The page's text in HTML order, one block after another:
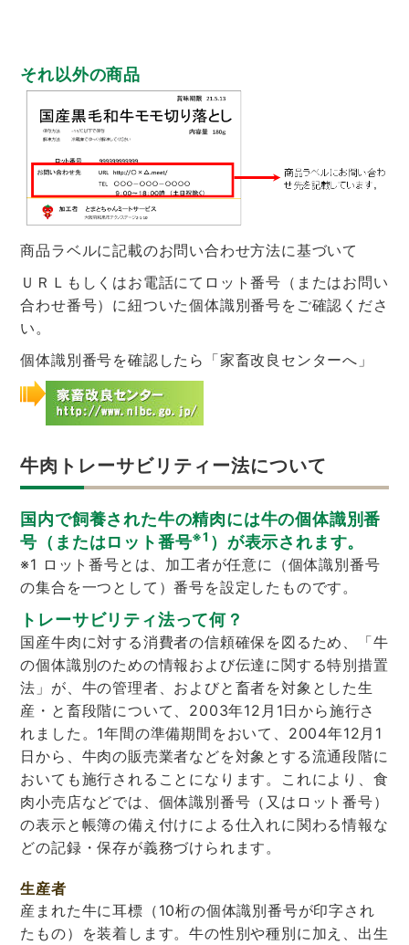
それ以外の商品
商品ラベルに記載のお問い合わせ方法に基づいて
ＵＲＬもしくはお電話にてロット番号（またはお問い
合わせ番号）に紐ついた個体識別番号をご確認くださ
い。
個体識別番号を確認したら「家畜改良センターへ」
牛肉トレーサビリティー法について
国内で飼養された牛の精肉には牛の個体識別番
号（またはロット番号※1 ）が表示されます。
※1 ロット番号とは、加工者が任意に（個体識別番号
の集合を一つとして）番号を設定したものです。
トレーサビリティ法って何？
国産牛肉に対する消費者の信頼確保を図るため、「牛
の個体識別のための情報および伝達に関する特別措置
法」が、牛の管理者、およびと畜者を対象とした生
産・と畜段階について、2003年12月1日から施行さ
れました。1年間の準備期間をおいて、2004年12月1
日から、牛肉の販売業者などを対象とする流通段階に
おいても施行されることになります。これにより、食
肉小売店などでは、個体識別番号（又はロット番号）
の表示と帳簿の備え付けによる仕入れに関わる情報な
どの記録・保存が義務づけられます。
生産者
産まれた牛に耳標（10桁の個体識別番号が印字され
たもの）を装着します。牛の性別や種別に加え、出生